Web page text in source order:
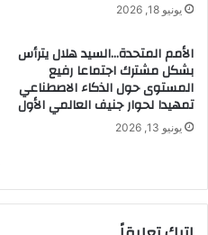
يونيو 18, 2026
الأمم المتحدة…السيد هلال يترأس
بشكل مشترك اجتماعا رفيع
المستوى حول الذكاء الاصطناعي
تمهيدا لحوار جنيف العالمي الأول
يونيو 13, 2026